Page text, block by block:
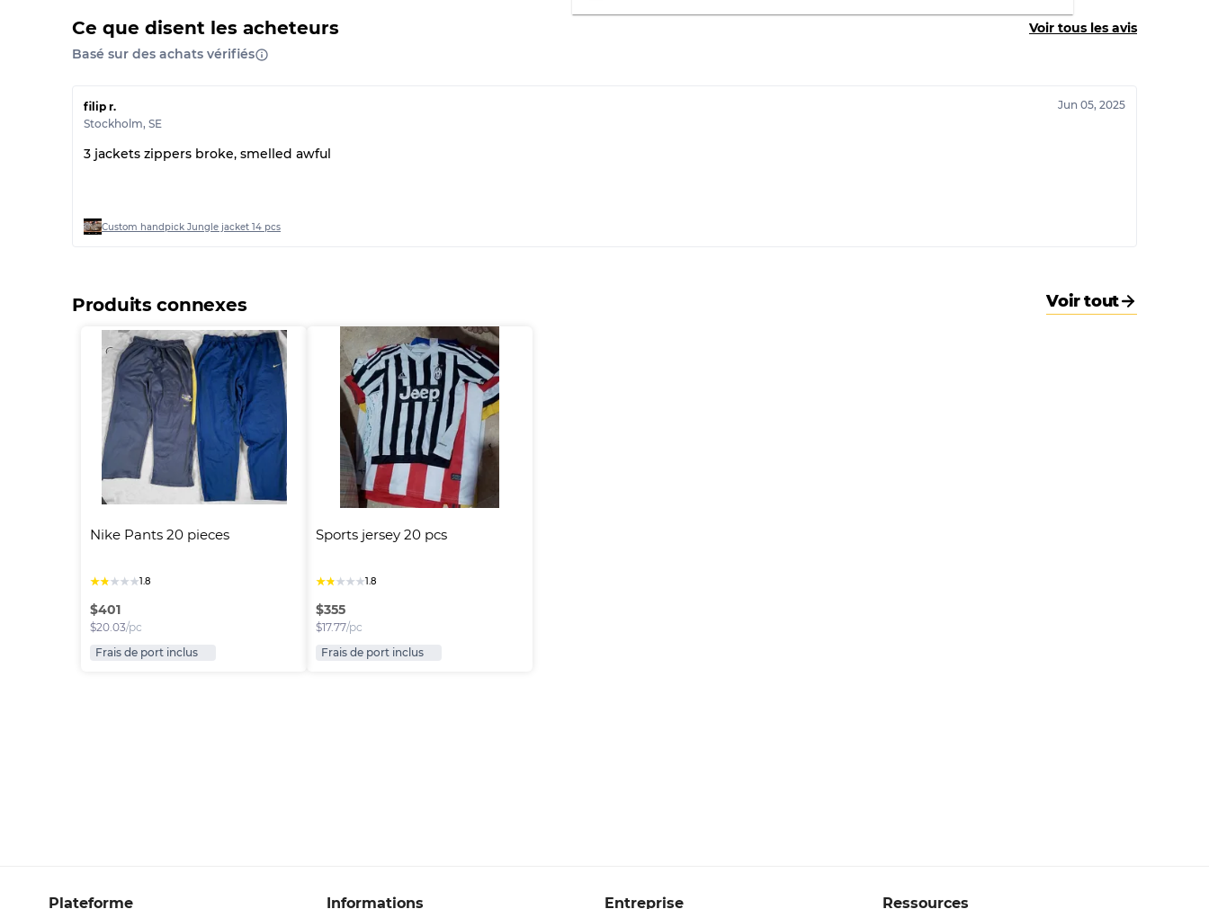
Ce que disent les acheteurs
Voir tous les avis
Basé sur des achats vérifiés
filip r.
Stockholm, SE
Jun 05, 2025
3 jackets zippers broke, smelled awful
Custom handpick Jungle jacket 14 pcs
Produits connexes Voir tout
Nike Pants 20 pieces
★★★★★1.8
$401
$20.03/pc
Frais de port inclus
Sports jersey 20 pcs
★★★★★1.8
$355
$17.77/pc
Frais de port inclus
Plateforme Informations Entreprise Ressources